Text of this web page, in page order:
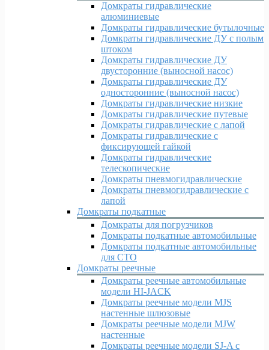
Домкраты гидравлические
алюминиевые
Домкраты гидравлические бутылочные
Домкраты гидравлические ДУ c полым
штоком
Домкраты гидравлические ДУ
двусторонние (выносной насос)
Домкраты гидравлические ДУ
односторонние (выносной насос)
Домкраты гидравлические низкие
Домкраты гидравлические путевые
Домкраты гидравлические с лапой
Домкраты гидравлические с
фиксирующей гайкой
Домкраты гидравлические
телескопические
Домкраты пневмогидравлические
Домкраты пневмогидравлические с
лапой
Домкраты подкатные
Домкраты для погрузчиков
Домкраты подкатные автомобильные
Домкраты подкатные автомобильные
для СТО
Домкраты реечные
Домкраты реечные автомобильные
модели HI-JACK
Домкраты реечные модели MJS
настенные шлюзовые
Домкраты реечные модели MJW
настенные
Домкраты реечные модели SJ-A с